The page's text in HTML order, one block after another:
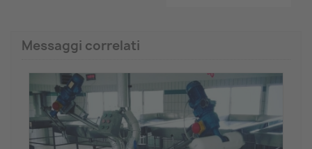
Messaggi correlati